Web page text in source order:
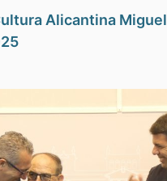
Alicantina Miguel